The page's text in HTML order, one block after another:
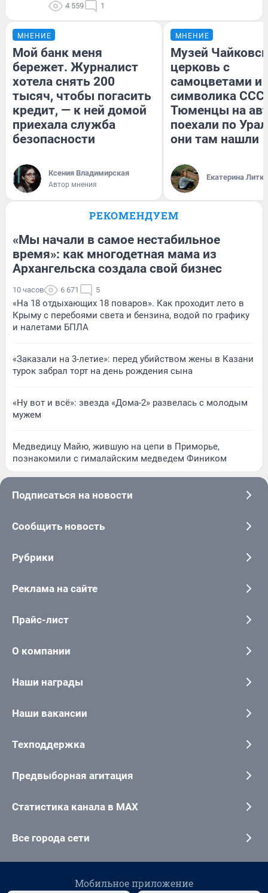
4 559 1
МНЕНИЕ
Мой банк меня
бережет. Журналист
хотела снять 200
тысяч, чтобы погасить
кредит, — к ней домой
приехала служба
безопасности
Ксения Владимирская
Автор мнения
МНЕНИЕ
Музей
церковь с
самоцветами и
символика
Тюменцы на
поехали по
они там нашли
Екатерина
РЕКОМЕНДУЕМ
«Мы начали в самое нестабильное
время»: как многодетная мама из
Архангельска создала свой бизнес
10 часов 6 671 5
«На 18 отдыхающих 18 поваров». Как проходит лето в
Крыму с перебоями света и бензина, водой по графику
и налетами БПЛА
«Заказали на 3-летие»: перед убийством жены в Казани
турок забрал торт на день рождения сына
«Ну вот и всё»: звезда «Дома-2» развелась с молодым
мужем
Медведицу Майю, жившую на цепи в Приморье,
познакомили с гималайским медведем Фиником
Подписаться на новости
Сообщить новость
Рубрики
Реклама на сайте
Прайс-лист
О компании
Наши награды
Наши вакансии
Техподдержка
Предвыборная агитация
Статистика канала в MAX
Все города сети
Мобильное приложение